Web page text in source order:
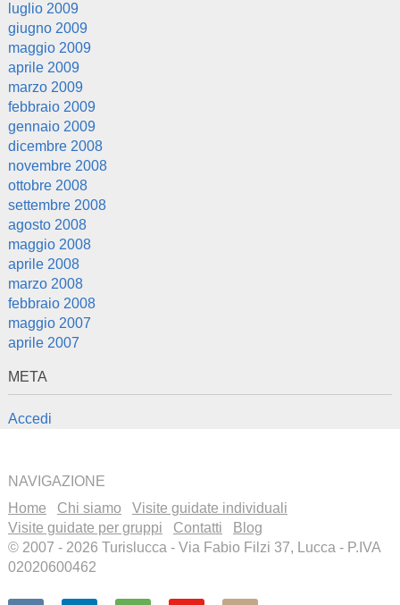
luglio 2009
giugno 2009
maggio 2009
aprile 2009
marzo 2009
febbraio 2009
gennaio 2009
dicembre 2008
novembre 2008
ottobre 2008
settembre 2008
agosto 2008
maggio 2008
aprile 2008
marzo 2008
febbraio 2008
maggio 2007
aprile 2007
META
Accedi
NAVIGAZIONE
Home
Chi siamo
Visite guidate individuali
Visite guidate per gruppi
Contatti
Blog
© 2007 - 2026 Turislucca - Via Fabio Filzi 37, Lucca - P.IVA
02020600462